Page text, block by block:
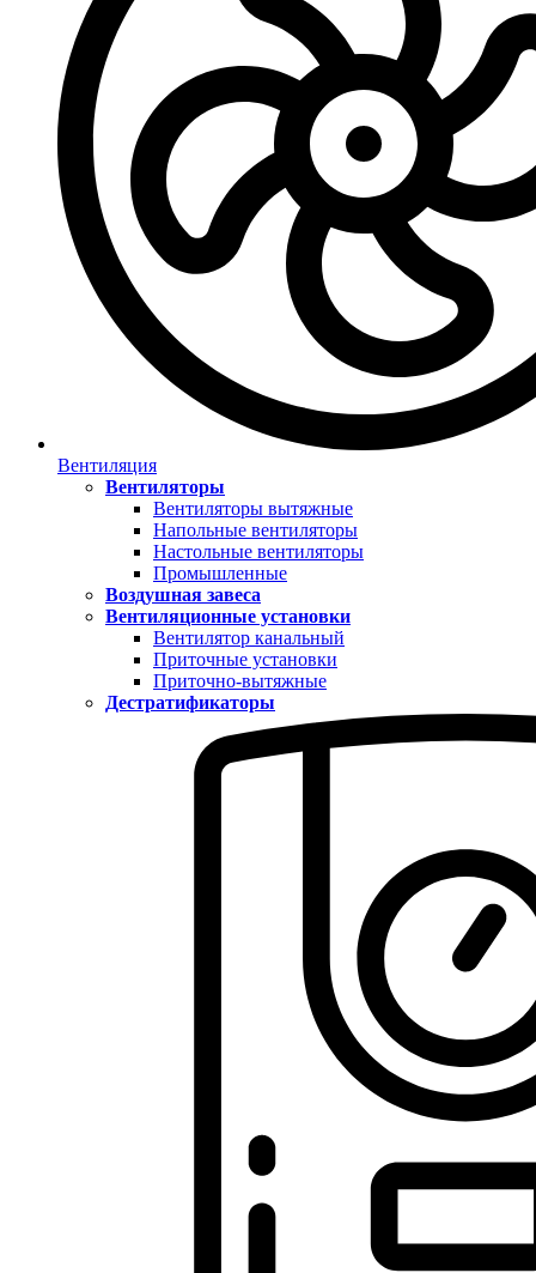
Вентиляция
Вентиляторы
Вентиляторы вытяжные
Напольные вентиляторы
Настольные вентиляторы
Промышленные
Воздушная завеса
Вентиляционные установки
Вентилятор канальный
Приточные установки
Приточно-вытяжные
Дестратификаторы